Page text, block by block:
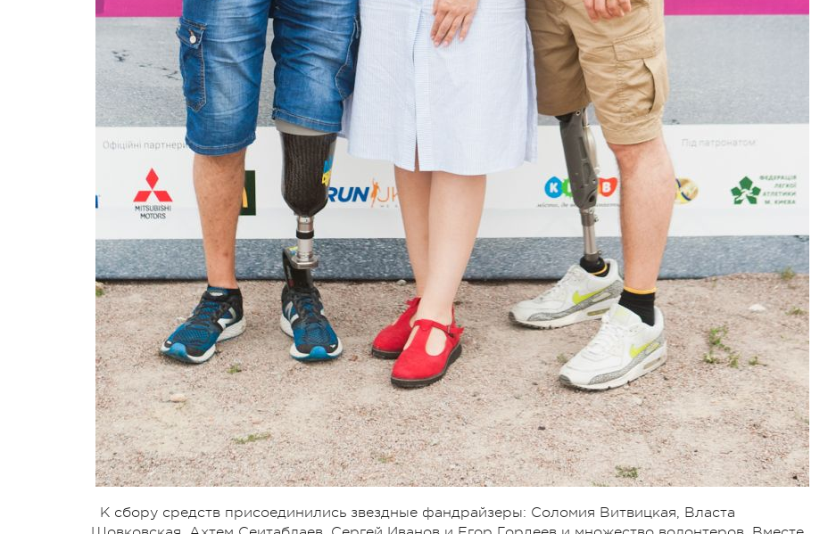
К сбору средств присоединились звездные фандрайзеры: Соломия Витвицкая, Власта